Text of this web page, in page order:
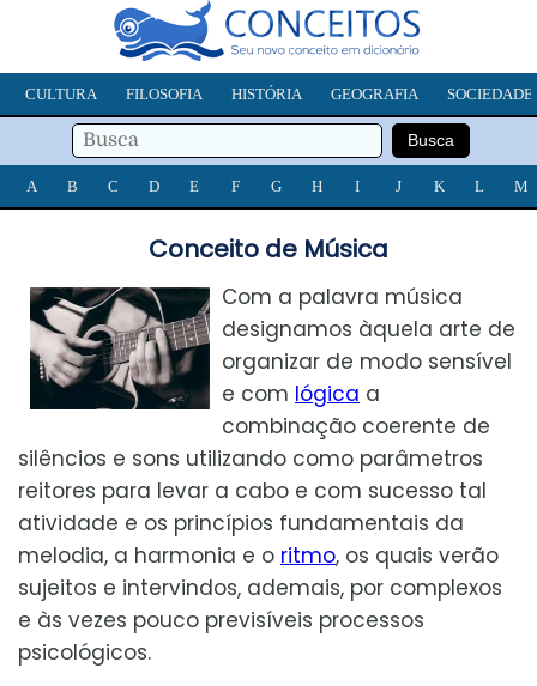
CULTURA FILOSOFIA HISTÓRIA GEOGRAFIA SOCIEDADE
A B C D E F G H I J K L M
Conceito de Música
Com a palavra música
designamos àquela arte de
organizar de modo sensível
e com lógica a
combinação coerente de
silêncios e sons utilizando como parâmetros
reitores para levar a cabo e com sucesso tal
atividade e os princípios fundamentais da
melodia, a harmonia e o ritmo, os quais verão
sujeitos e intervindos, ademais, por complexos
e às vezes pouco previsíveis processos
psicológicos.